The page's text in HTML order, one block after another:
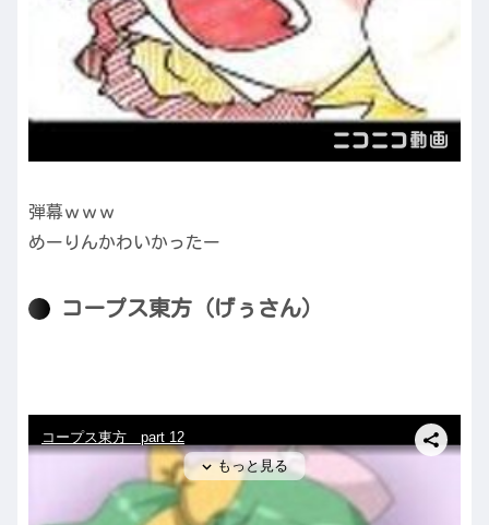
弾幕ｗｗｗ
めーりんかわいかったー
コープス東方（げぅさん）